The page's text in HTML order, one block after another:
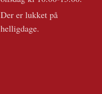
Der er lukket på
helligdage.